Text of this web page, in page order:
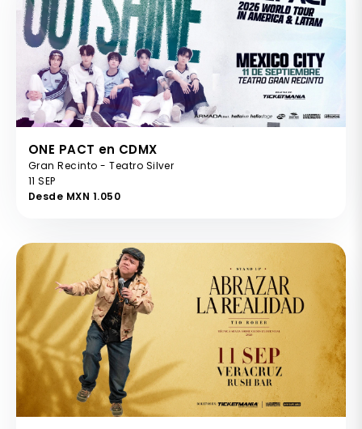
ONE PACT en CDMX
Gran Recinto - Teatro Silver
11 SEP
Desde MXN 1.050